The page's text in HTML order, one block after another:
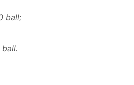
ball;